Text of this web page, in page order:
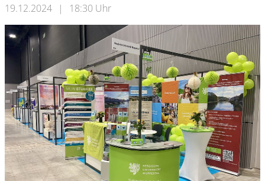
19.12.2024 | 18:30 Uhr